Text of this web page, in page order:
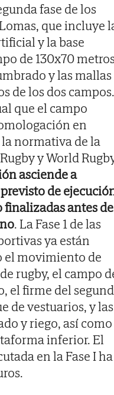
fase de los
que incluye
y la base
de 130x70
y las mallas
de los dos campos.
que el campo
en
normativa de la
y World
asciende a
de
finalizadas antes de
. La Fase 1 de las
ya están
el movimiento de
rugby, el campo
el firme del
de vestuarios, y las
y riego, así como
inferior. El
en la Fase I ha